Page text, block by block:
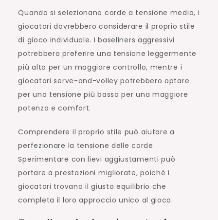
Quando si selezionano corde a tensione media, i
giocatori dovrebbero considerare il proprio stile
di gioco individuale. I baseliners aggressivi
potrebbero preferire una tensione leggermente
più alta per un maggiore controllo, mentre i
giocatori serve-and-volley potrebbero optare
per una tensione più bassa per una maggiore
potenza e comfort.
Comprendere il proprio stile può aiutare a
perfezionare la tensione delle corde.
Sperimentare con lievi aggiustamenti può
portare a prestazioni migliorate, poiché i
giocatori trovano il giusto equilibrio che
completa il loro approccio unico al gioco.